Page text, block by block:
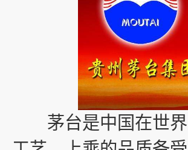
茅台是中国在世界